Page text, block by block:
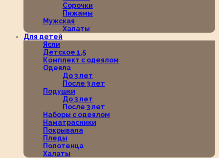
Сорочки
Пижамы
Мужская
Халаты
Для детей
Ясли
Детское 1,5
Комплект с одеялом
Одеяла
До 3 лет
После 3 лет
Подушки
До 3 лет
После 3 лет
Наборы с одеялом
Наматрасники
Покрывала
Пледы
Полотенца
Халаты